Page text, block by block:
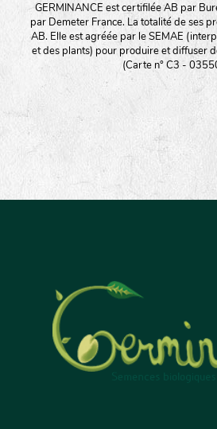
GERMINANCE est certifilée AB par
par Demeter France. La totalité de ses
AB. Elle est agréée par le SEMAE
et des plants) pour produire et diffuser
(Carte n° C3 -